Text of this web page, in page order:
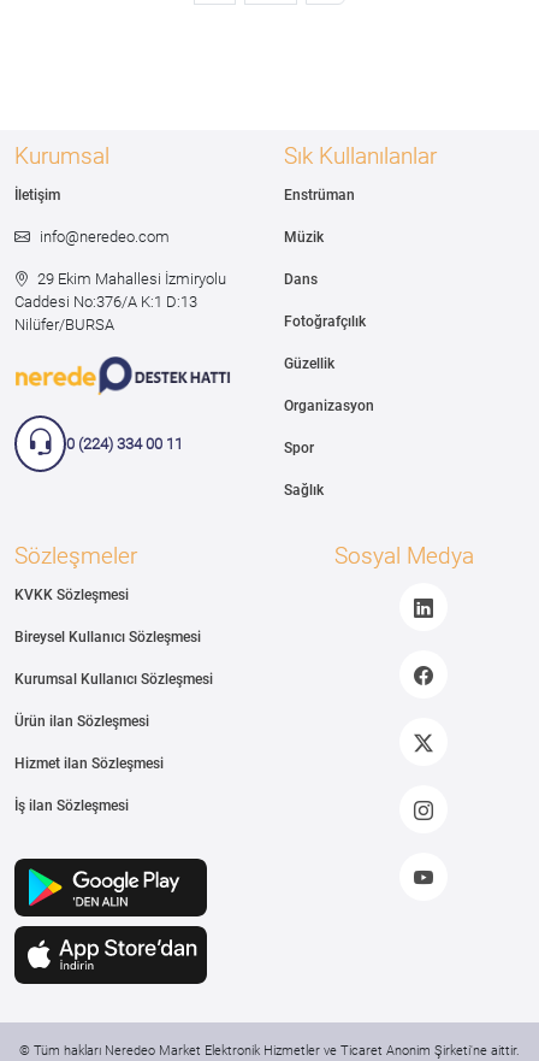
Kurumsal
İletişim
info@neredeo.com
29 Ekim Mahallesi İzmiryolu
Caddesi No:376/A K:1 D:13
Nilüfer/BURSA
0 (224) 334 00 11
Sık Kullanılanlar
Enstrüman
Müzik
Dans
Fotoğrafçılık
Güzellik
Organizasyon
Spor
Sağlık
Sözleşmeler
KVKK Sözleşmesi
Bireysel Kullanıcı Sözleşmesi
Kurumsal Kullanıcı Sözleşmesi
Ürün ilan Sözleşmesi
Hizmet ilan Sözleşmesi
İş ilan Sözleşmesi
Sosyal Medya
© Tüm hakları Neredeo Market Elektronik Hizmetler ve Ticaret Anonim Şirketi'ne aittir.